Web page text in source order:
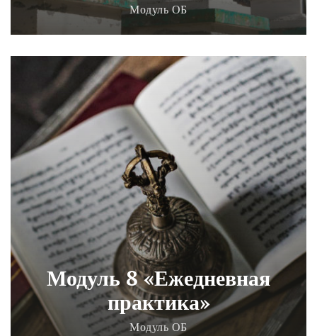
Модуль ОБ
Модуль 8 «Ежедневная
практика»
Модуль ОБ